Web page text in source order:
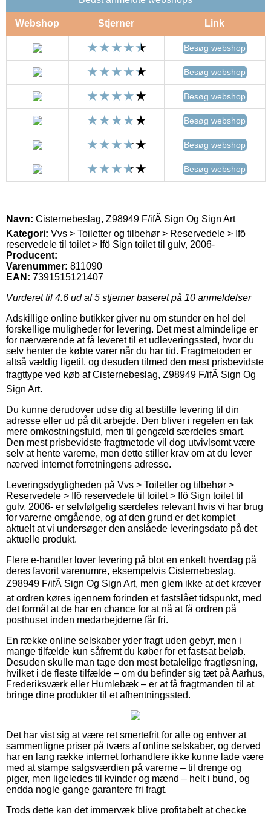
Webshop Stjerner Link
Besøg webshop
Besøg webshop
Besøg webshop
Besøg webshop
Besøg webshop
Besøg webshop
Navn: Cisternebeslag, Z98949 F/ifÃ Sign Og Sign Art
Kategori: Vvs > Toiletter og tilbehør > Reservedele > Ifö
reservedele til toilet > Ifö Sign toilet til gulv, 2006-
Producent:
Varenummer: 811090
EAN: 7391515121407
Vurderet til 4.6 ud af 5 stjerner baseret på 10 anmeldelser
Adskillige online butikker giver nu om stunder en hel del
forskellige muligheder for levering. Det mest almindelige er
for nærværende at få leveret til et udleveringssted, hvor du
selv henter de købte varer når du har tid. Fragtmetoden er
altså vældig ligetil, og desuden tilmed den mest prisbevidste
fragttype ved køb af Cisternebeslag, Z98949 F/ifÃ Sign Og
Sign Art.
Du kunne derudover udse dig at bestille levering til din
adresse eller ud på dit arbejde. Den bliver i regelen en tak
mere omkostningsfuld, men til gengæld særdeles smart.
Den mest prisbevidste fragtmetode vil dog utvivlsomt være
selv at hente varerne, men dette stiller krav om at du lever
nærved internet forretningens adresse.
Leveringsdygtigheden på Vvs > Toiletter og tilbehør >
Reservedele > Ifö reservedele til toilet > Ifö Sign toilet til
gulv, 2006- er selvfølgelig særdeles relevant hvis vi har brug
for varerne omgående, og af den grund er det komplet
aktuelt at vi undersøger den anslåede leveringsdato på det
aktuelle produkt.
Flere e-handler lover levering på blot en enkelt hverdag på
deres favorit varenumre, eksempelvis Cisternebeslag,
Z98949 F/ifÃ Sign Og Sign Art, men glem ikke at det kræver
at ordren køres igennem forinden et fastslået tidspunkt, med
det formål at de har en chance for at nå at få ordren på
posthuset inden medarbejderne får fri.
En række online selskaber yder fragt uden gebyr, men i
mange tilfælde kun såfremt du køber for et fastsat beløb.
Desuden skulle man tage den mest betalelige fragtløsning,
hvilket i de fleste tilfælde – om du befinder sig tæt på Aarhus,
Frederiksværk eller Humlebæk – er at få fragtmanden til at
bringe dine produkter til et afhentningssted.
Det har vist sig at være ret smertefrit for alle og enhver at
sammenligne priser på tværs af online selskaber, og derved
har en lang række internet forhandlere ikke kunne lade være
med at stampe salgsværdien på varerne – til drenge og
piger, men ligeledes til kvinder og mænd – helt i bund, og
endda nogle gange garantere fri fragt.
Trods dette kan det immervæk blive profitabelt at checke